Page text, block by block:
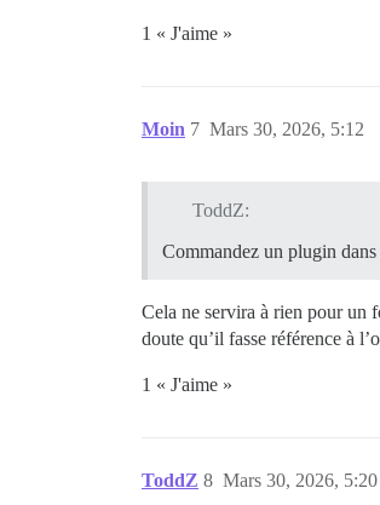
1 « J'aime »
Moin Mars 30, 2026, 5:12
7
ToddZ:
Commandez un plugin dans
Cela ne servira à rien pour un
doute qu’il fasse référence à
1 « J'aime »
ToddZ Mars 30, 2026, 5:20
8